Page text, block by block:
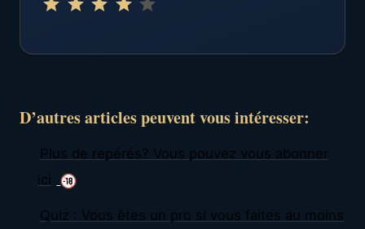
⭐⭐ ⭐⭐
D’autres articles peuvent vous intéresser:
Plus de repérés? Vous pouvez vous abonner
ici
Quiz : Vous êtes un pro si vous faites au moins